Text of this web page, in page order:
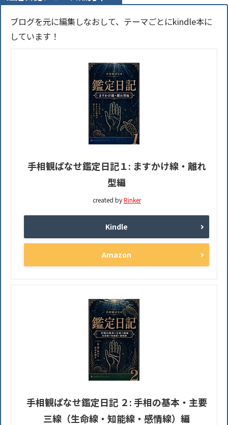
ブログを元に編集しなおして、テーマごとにkindle本に
しています！
手相観ぱなせ鑑定日記１: ますかけ線・離れ
型編
created byRinker
Kindle
Amazon
手相観ぱなせ鑑定日記 ２: 手相の基本・主要
三線（生命線・知能線・感情線）編